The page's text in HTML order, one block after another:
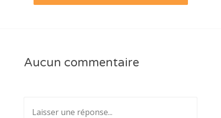
Aucun commentaire